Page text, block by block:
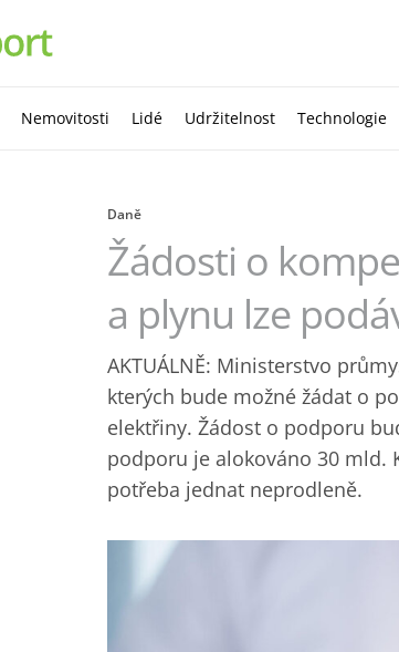
Nemovitosti Lidé Udržitelnost Technologie
Daně
Žádosti o
a plynu lze
AKTUÁLNĚ: Ministerstvo
kterých bude možné žádat o
elektřiny. Žádost o podporu
podporu je alokováno 30 mld.
potřeba jednat neprodleně.